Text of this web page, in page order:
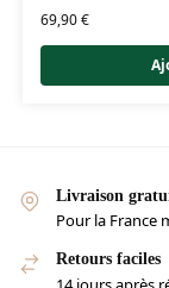
69,90€
Livraison
Pour la France
Retours faciles